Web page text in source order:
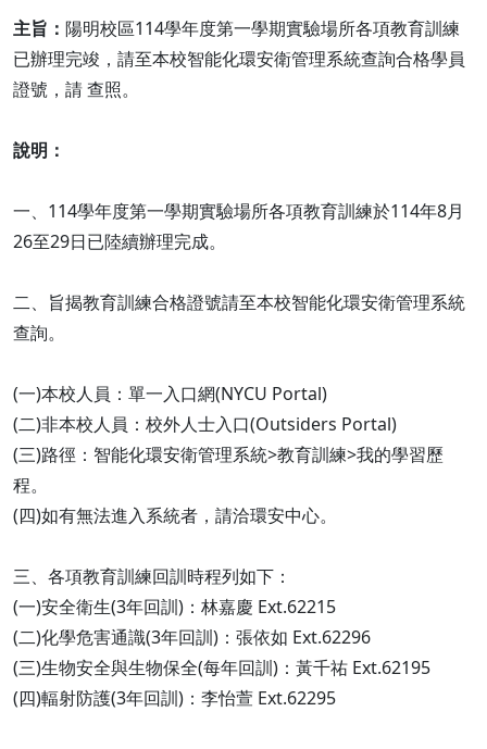
主旨： 陽明校區114學年度第一學期實驗場所各項教育訓練
已辦理完竣，請至本校智能化環安衛管理系統查詢合格學員
證號，請 查照。
說明：
一、114學年度第一學期實驗場所各項教育訓練於114年8月
26至29日已陸續辦理完成。
二、旨揭教育訓練合格證號請至本校智能化環安衛管理系統
查詢。
(一)本校人員：單一入口網(NYCU Portal)
(二)非本校人員：校外人士入口(Outsiders Portal)
(三)路徑：智能化環安衛管理系統>教育訓練>我的學習歷
程。
(四)如有無法進入系統者，請洽環安中心。
三、各項教育訓練回訓時程列如下：
(一)安全衛生(3年回訓)：林嘉慶 Ext.62215
(二)化學危害通識(3年回訓)：張依如 Ext.62296
(三)生物安全與生物保全(每年回訓)：黃千祐 Ext.62195
(四)輻射防護(3年回訓)：李怡萱 Ext.62295